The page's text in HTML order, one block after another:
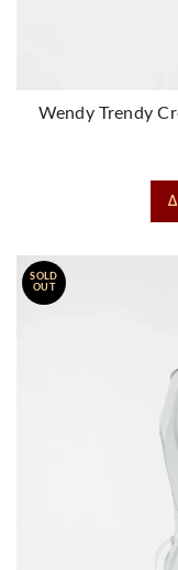
Wendy Trendy
SOLD
OUT